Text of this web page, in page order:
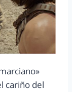
cariño del